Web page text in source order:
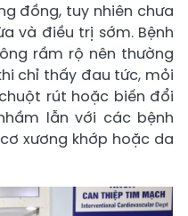
đồng, tuy nhiên chưa
và điều trị sớm. Bệnh
rầm rộ nên thường
chỉ thấy đau tức, mỏi
rút hoặc biến đổi
lẫn với các bệnh
xương khớp hoặc da